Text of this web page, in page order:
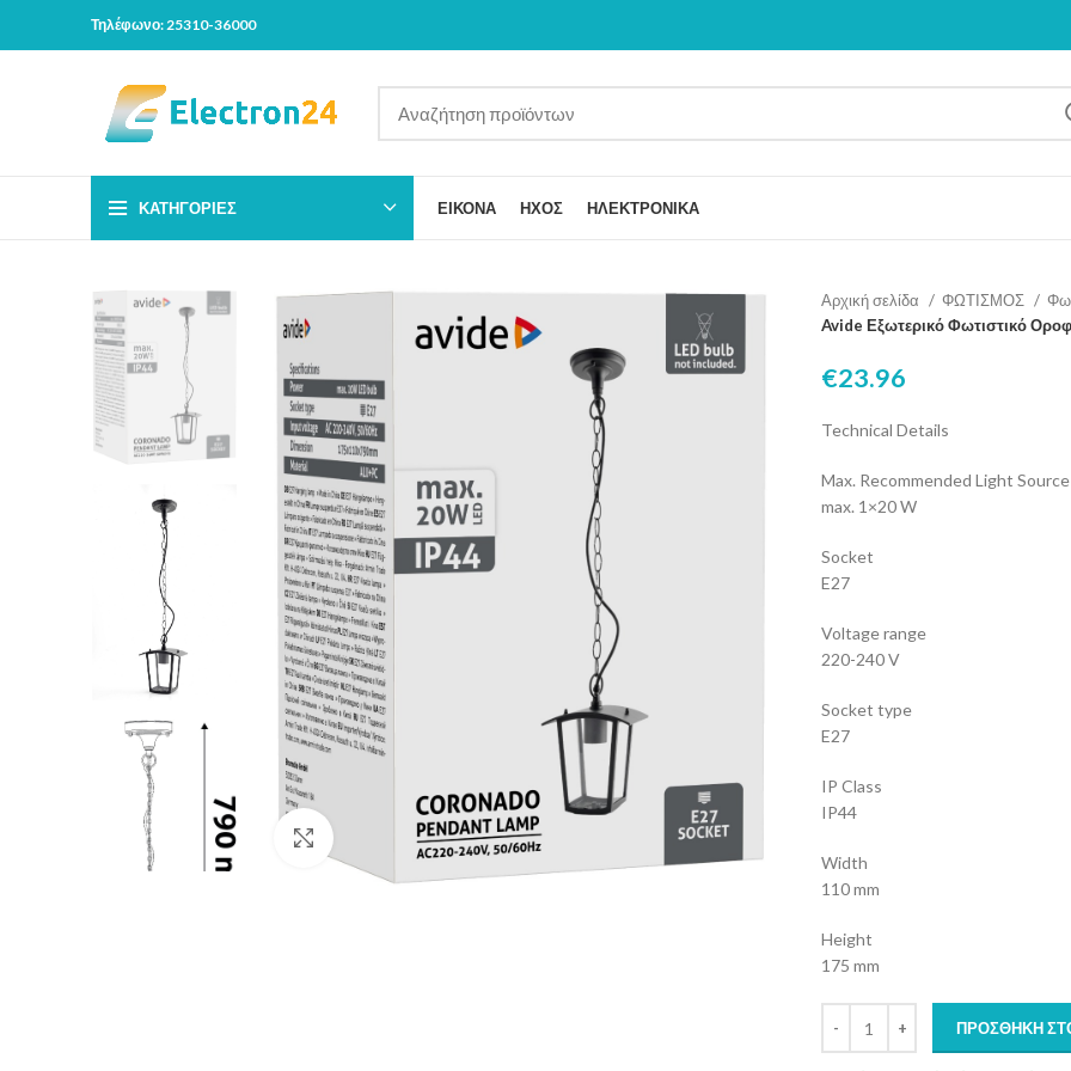
Τηλέφωνο: 25310-36000
ΚΑΤΗΓΟΡΊΕΣ ΕΙΚΟΝΑ ΗΧΟΣ ΗΛΕΚΤΡΟΝΙΚΑ
Click to enlarge
Αρχική σελίδα ΦΩΤΙΣΜΟΣ
Avide Εξωτερικό Φωτιστικό
€23.96
Technical Details
Max. Recommended Light
max. 1×20 W
Socket
E27
Voltage range
220-240 V
Socket type
E27
IP Class
IP44
Width
110 mm
Height
175 mm
ΠΡΟΣΘΉΚΗ